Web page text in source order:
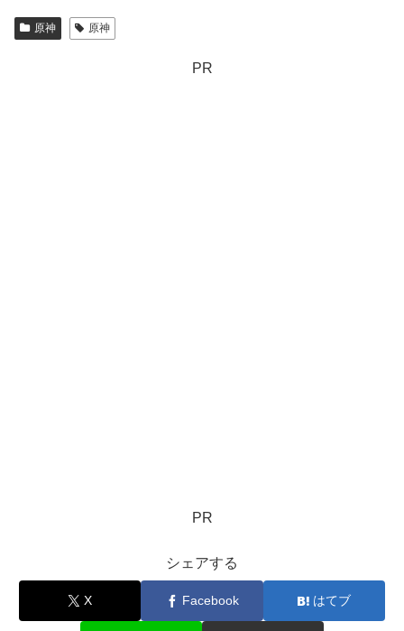
原神 原神
PR
PR
シェアする
X Facebook はてブ